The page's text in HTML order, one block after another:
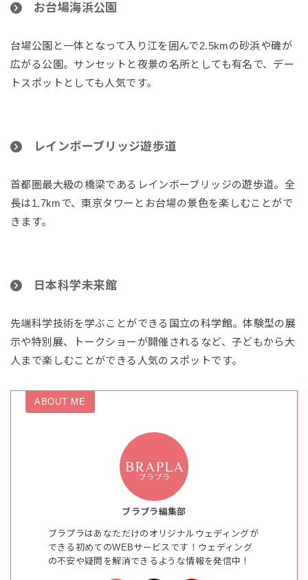
お台場海浜公園
台場公園と一体となって入り江を囲んで2.5kmの砂浜や磯が
広がる公園。サンセットと夜景の名所としても有名で、デー
トスポットとしても人気です。
レインボーブリッジ遊歩道
首都圏最大級の橋梁であるレインボーブリッジの遊歩道。全
長は1.7kmで、東京タワーとお台場の景色を楽しむことがで
きます。
日本科学未来館
先端科学技術を学ぶことができる国立の科学館。体験型の展
示や特別展、トークショーが開催されるなど、子どもから大
人まで楽しむことができる人気のスポットです。
ABOUT ME
ブラプラ編集部
ブラプラはあなただけのオリジナルウェディングが
できる初めてのWEBサービスです！ウェディング
の不安や疑問を解消できるような情報を発信中！